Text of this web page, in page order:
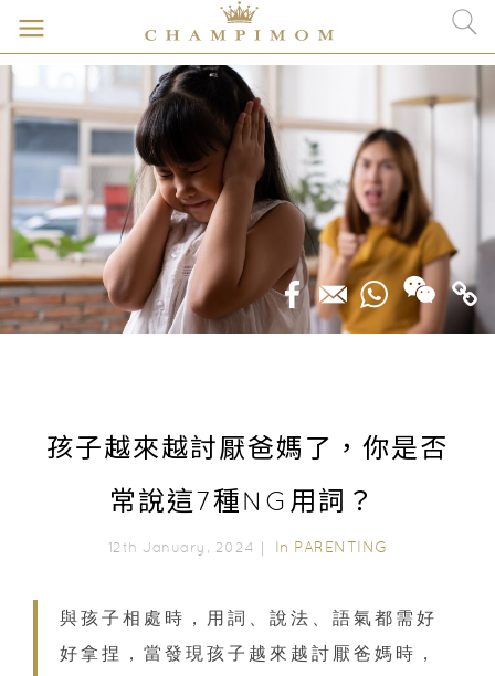
孩子越來越討厭爸媽了，你是否
常說這7種NG用詞？
12th January, 2024｜ In PARENTING
與孩子相處時，用詞、說法、語氣都需好
好拿捏，當發現孩子越來越討厭爸媽時，